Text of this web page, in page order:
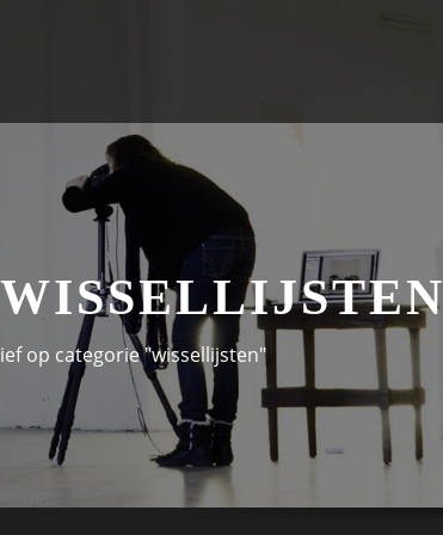
op categorie "wissellijsten"